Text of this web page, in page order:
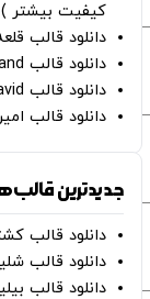
کیفیت بیشتر )
دانلود قالب
دانلود قالب Oh Kevin De Bruyne - Paul Hand
دانلود قالب Gut Genug - kitschrieg ft. Shirin david
دانلود قالب
جدیدترین
دانلود قالب
دانلود قالب
دانلود قالب